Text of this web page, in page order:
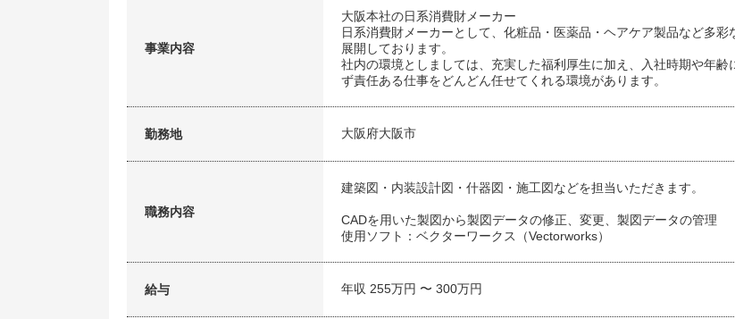
事業内容
大阪本社の日系消費財メーカー
日系消費財メーカーとして、化粧品・医薬品・ヘアケア製品など多彩
展開しております。
社内の環境としましては、充実した福利厚生に加え、入社時期や年齢
ず責任ある仕事をどんどん任せてくれる環境があります。
勤務地 大阪府大阪市
職務内容
建築図・内装設計図・什器図・施工図などを担当いただきます。
CADを用いた製図から製図データの修正、変更、製図データの管理
使用ソフト：ベクターワークス（Vectorworks）
給与 年収 255万円 〜 300万円